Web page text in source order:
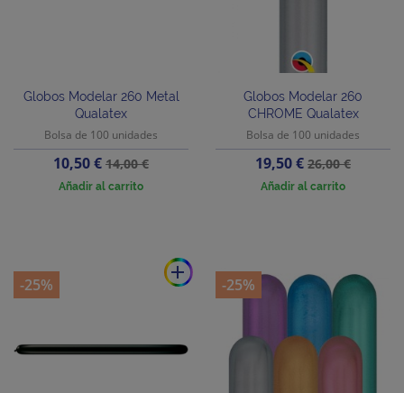
Globos Modelar 260 Metal
Qualatex
Bolsa de 100 unidades
Precio
10,50 €Precio
base
14,00 €
Añadir al carrito
Globos Modelar 260
CHROME Qualatex
Bolsa de 100 unidades
Precio
19,50 €Precio
base
26,00 €
Añadir al carrito
add
-25% -25%